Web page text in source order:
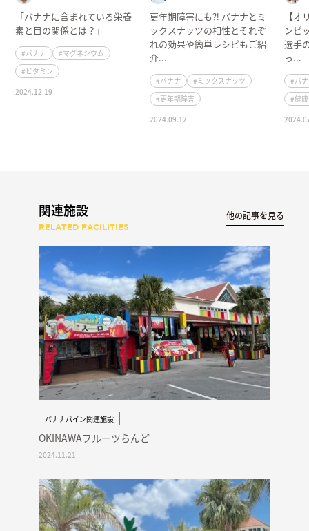
「バナナに含まれている栄養
素と目の関係とは？」
#バナナ
#マグネシウム
#ビタミン
2024.12.19
更年期障害にも⁈ バナナとミ
ックスナッツの相性とそれぞ
れの効果や簡単レシピもご紹
介...
#バナナ
#ミックスナッツ
#更年期障害
2024.09.12
【
ンピ
選手
っ...
#バ
#健
関連施設
RELATED FACILITIES
他の記事を見る
バナナパイン関連施設
2024.11.21
OKINAWAフルーツらんど